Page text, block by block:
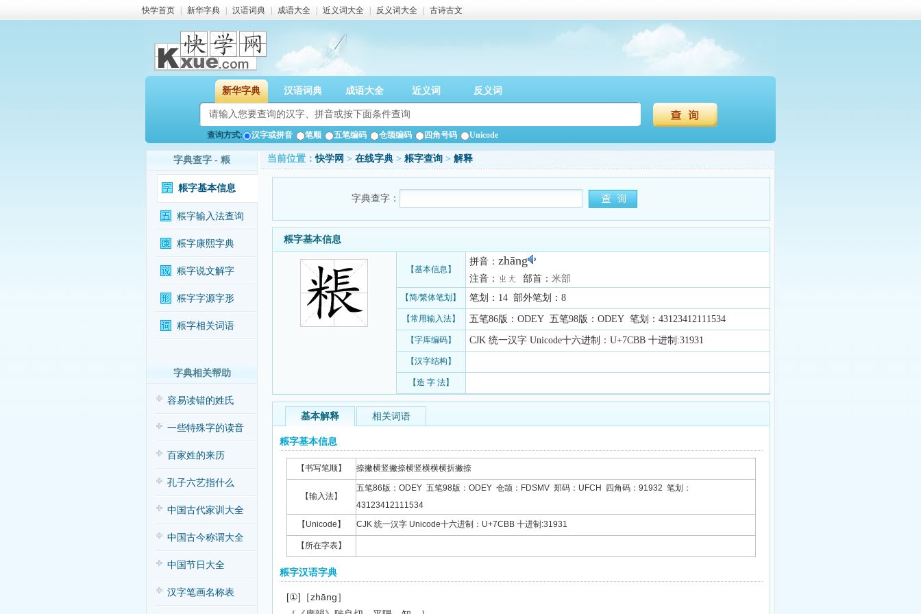
快学首页 新华字典 汉语词典 成语大全 近义词大全 反义词大全 古诗古文
新华字典 汉语词典 成语大全 近义词 反义词
查询方式: 汉字或拼音 笔顺 五笔编码 仓颉编码 四角号码 Unicode
字典查字 - 粻
粻字基本信息
粻字输入法查询
粻字康熙字典
粻字说文解字
粻字字源字形
粻字相关词语
字典相关帮助
容易读错的姓氏
一些特殊字的读音
百家姓的来历
孔子六艺指什么
中国古代家训大全
中国古今称谓大全
中国节日大全
汉字笔画名称表
当前位置：快学网 > 在线字典 > 粻字查询 > 解释
字典查字：
粻字基本信息
【基本信息】
拼音： zhāng
注音：ㄓㄤ 部首： 米部
【简/繁体笔划】 笔划：14 部外笔划：8
【常用输入法】 五笔86版：ODEY 五笔98版：ODEY 笔划：43123412111534
【字库编码】 CJK 统一汉字 Unicode十六进制：U+7CBB 十进制:31931
【汉字结构】
【造 字 法】
基本解释 相关词语
粻字基本信息
【书写笔顺】 捺撇横竖撇捺横竖横横横折撇捺
【输入法】
五笔86版：ODEY 五笔98版：ODEY 仓颉：FDSMV 郑码：UFCH 四角码：91932 笔划：
43123412111534
【Unicode】
CJK 统一汉字 Unicode十六进制：U+7CBB 十进制:31931
【所在字表】
粻字汉语字典
[①]［zhāng］